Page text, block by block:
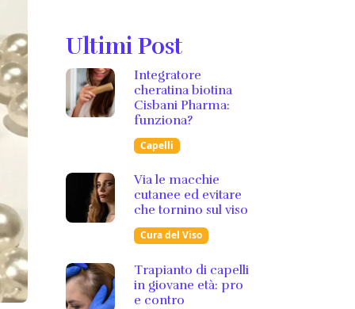
Ultimi Post
Integratore
cheratina biotina
Cisbani Pharma:
funziona?
Capelli
Via le macchie
cutanee ed evitare
che tornino sul viso
Cura del Viso
Trapianto di capelli
in giovane età: pro
e contro